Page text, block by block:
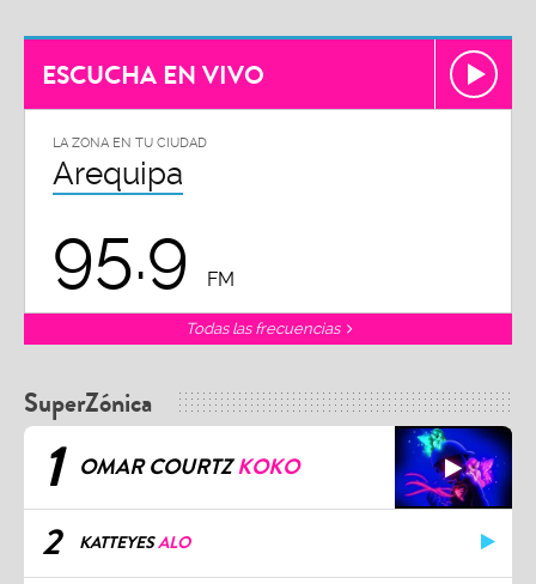
ESCUCHA EN VIVO
LA ZONA EN TU CIUDAD
Arequipa
95.9 FM
Todas las frecuencias
SuperZónica
1 OMAR COURTZKOKO
2 KATTEYESALO